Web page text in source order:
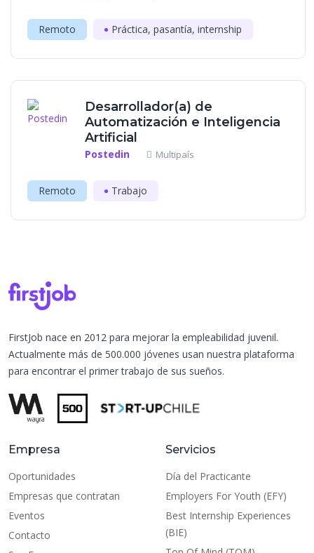
Remoto Práctica, pasantía, internship
Desarrollador(a) de
Automatización e Inteligencia
Artificial
Postedin Multipaís
Remoto Trabajo
FirstJob nace en 2012 para mejorar la empleabilidad juvenil.
Actualmente más de 500.000 jóvenes usan nuestra plataforma
para encontrar el primer trabajo de sus sueños.
Empresa
Oportunidades
Empresas que contratan
Eventos
Contacto
Servicios
Día del Practicante
Employers For Youth (EFY)
Best Internship Experiences
(BIE)